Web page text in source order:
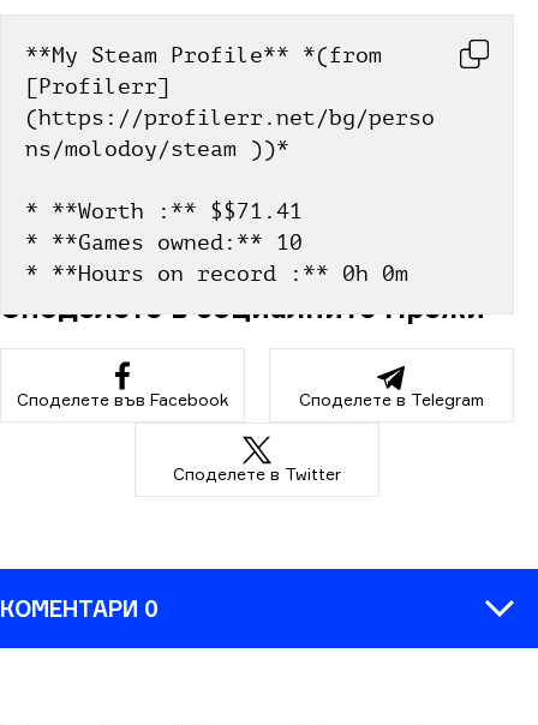
**My Steam Profile** *(from
[Profilerr]
(https://profilerr.net/bg/perso
ns/molodoy/steam ))*
* **Worth :** $$71.41
* **Games owned:** 10
* **Hours on record :** 0h 0m
Споделете в социалните мрежи
Споделете във Facebook Споделете в Telegram
Споделете в Twitter
КОМЕНТАРИ 0